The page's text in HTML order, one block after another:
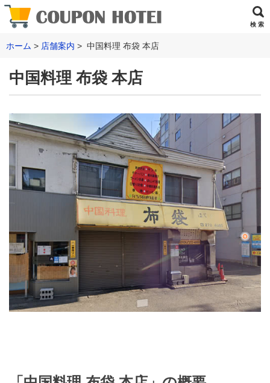
検 索
ホーム 店舗案内 中国料理 布袋 本店
中国料理 布袋 本店